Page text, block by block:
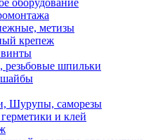
оборудование
метизы
крепеж
резьбовые шпильки
Шурупы, саморезы
и клей